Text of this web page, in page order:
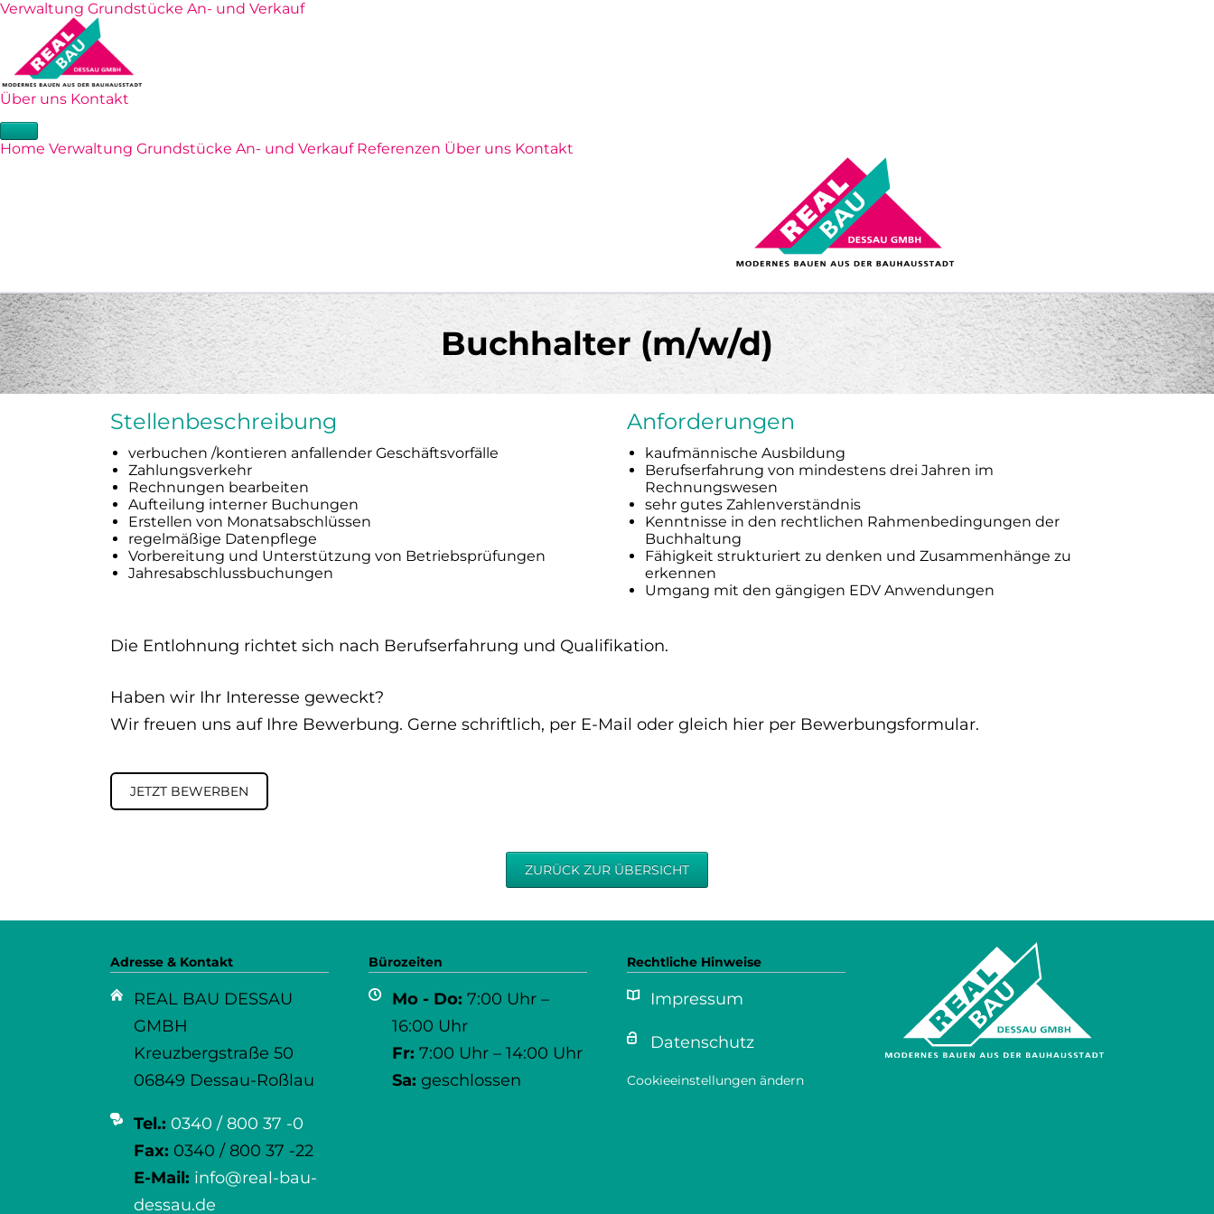
Verwaltung Grundstücke An- und Verkauf
Über uns Kontakt
Home Verwaltung Grundstücke An- und Verkauf Referenzen Über uns Kontakt
Buchhalter (m/w/d)
Stellenbeschreibung
verbuchen /kontieren anfallender Geschäftsvorfälle
Zahlungsverkehr
Rechnungen bearbeiten
Aufteilung interner Buchungen
Erstellen von Monatsabschlüssen
regelmäßige Datenpflege
Vorbereitung und Unterstützung von Betriebsprüfungen
Jahresabschlussbuchungen
Anforderungen
kaufmännische Ausbildung
Berufserfahrung von mindestens drei Jahren im
Rechnungswesen
sehr gutes Zahlenverständnis
Kenntnisse in den rechtlichen Rahmenbedingungen der
Buchhaltung
Fähigkeit strukturiert zu denken und Zusammenhänge zu
erkennen
Umgang mit den gängigen EDV Anwendungen
Die Entlohnung richtet sich nach Berufserfahrung und Qualifikation.
Haben wir Ihr Interesse geweckt?
Wir freuen uns auf Ihre Bewerbung. Gerne schriftlich, per E-Mail oder gleich hier per Bewerbungsformular.
JETZT BEWERBEN
ZURÜCK ZUR ÜBERSICHT
Adresse & Kontakt
REAL BAU DESSAU
GMBH
Kreuzbergstraße 50
06849 Dessau-Roßlau
Tel.: 0340 / 800 37 -0
Fax: 0340 / 800 37 -22
E-Mail: info@real-bau-
dessau.de
Bürozeiten
Mo - Do:7:00 Uhr –
16:00 Uhr
Fr: 7:00 Uhr – 14:00 Uhr
Sa: geschlossen
Rechtliche Hinweise
Impressum
Datenschutz
Cookieeinstellungen ändern